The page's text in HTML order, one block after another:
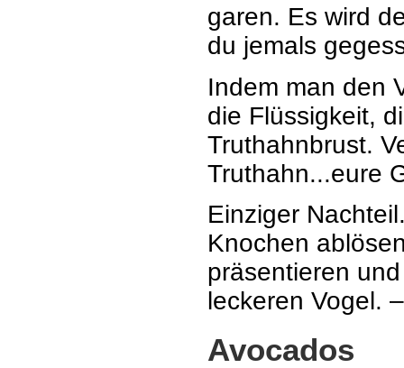
garen. Es wird
du jemals
Indem man den
die Flüssigkeit,
Truthahnbrust.
Truthahn...eure
Einziger
Knochen
präsentieren
leckeren Vogel. –
Avocados